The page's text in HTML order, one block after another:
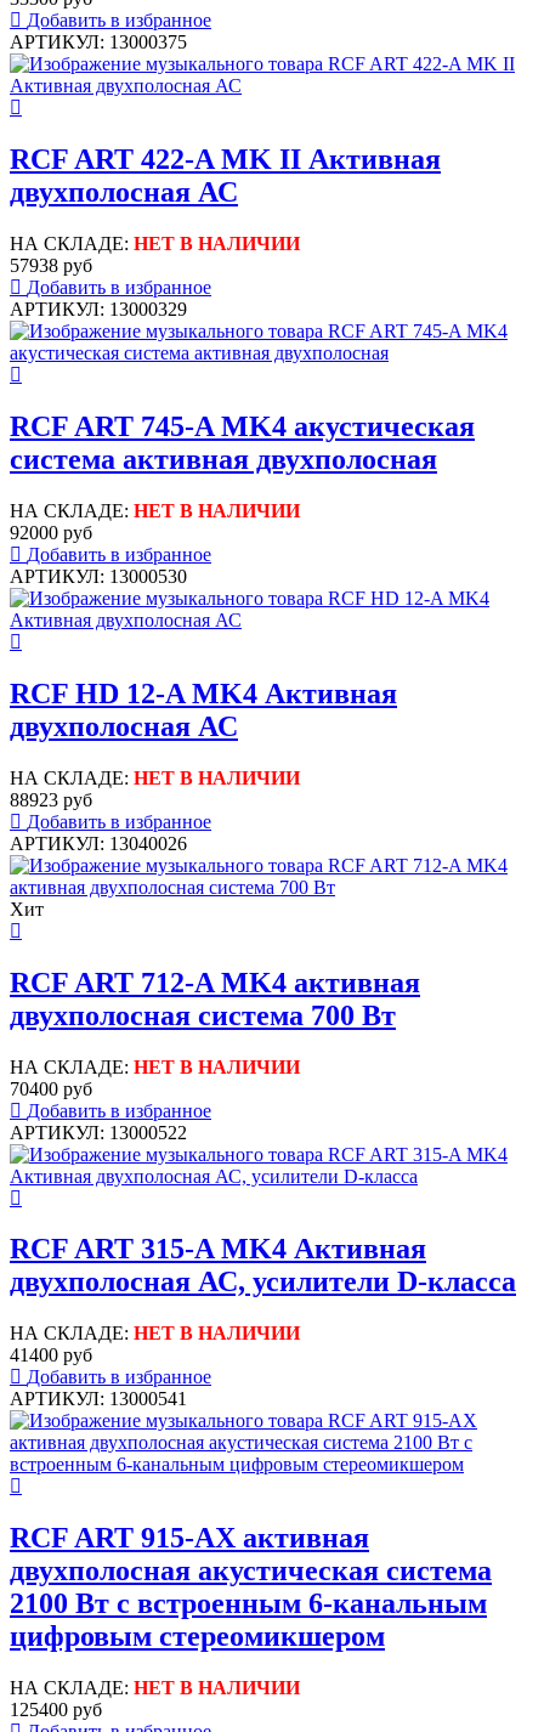
Добавить в избранное
АРТИКУЛ: 13000375
RCF ART 422-A MK II Активная
двухполосная АС
НА СКЛАДЕ: НЕТ В НАЛИЧИИ
57938 руб
Добавить в избранное
АРТИКУЛ: 13000329
RCF ART 745-A MK4 акустическая
система активная двухполосная
НА СКЛАДЕ: НЕТ В НАЛИЧИИ
92000 руб
Добавить в избранное
АРТИКУЛ: 13000530
RCF HD 12-A MK4 Активная
двухполосная АС
НА СКЛАДЕ: НЕТ В НАЛИЧИИ
88923 руб
Добавить в избранное
АРТИКУЛ: 13040026
Хит
RCF ART 712-A MK4 активная
двухполосная система 700 Вт
НА СКЛАДЕ: НЕТ В НАЛИЧИИ
70400 руб
Добавить в избранное
АРТИКУЛ: 13000522
RCF ART 315-A MK4 Активная
двухполосная АС, усилители D-класса
НА СКЛАДЕ: НЕТ В НАЛИЧИИ
41400 руб
Добавить в избранное
АРТИКУЛ: 13000541
RCF ART 915-AX активная
двухполосная акустическая система
2100 Вт с встроенным 6-канальным
цифровым стереомикшером
НА СКЛАДЕ: НЕТ В НАЛИЧИИ
125400 руб